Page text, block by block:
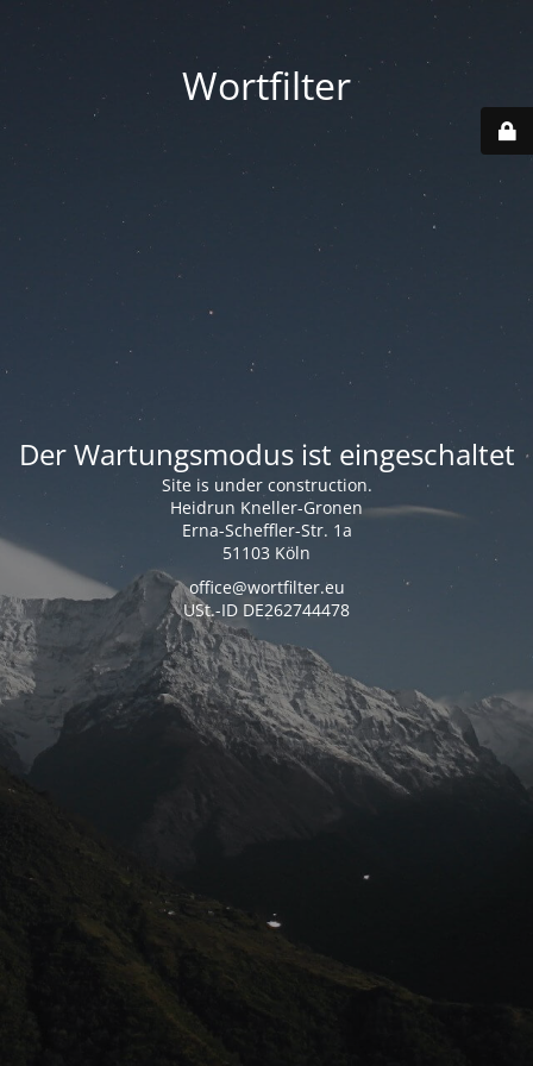
Wortfilter
Der Wartungsmodus ist eingeschaltet
Site is under construction.
Heidrun Kneller-Gronen
Erna-Scheffler-Str. 1a
51103 Köln
office@wortfilter.eu
USt.-ID DE262744478